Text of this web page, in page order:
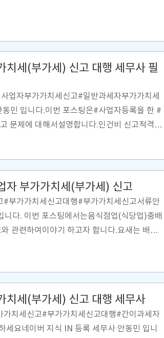
치세(부가세) 신고 대행 세무사 필
업자부가가치세신고#일반과세자부가가치세
민 입니다.이번 포스팅은#사업자등록을 한 #
문제에 대해서설명합니다.인건비 신고적격증
고지국민연금보험료 절감고지등등의 이유
치세 연간 세무일정 ]개인사업자(일반과세
래와 같습니다.[ 부가가치세 계산구조 ]납부
매입세액(공급가액 X 10%)위 산식 결과음수
자 부가가치세(부가세) 신고
부가가치세신고대행#부가가치세신고서류안
다. 이번 포스팅에서는음식점업(식당업)중배
관련하여이야기 하고자 합니다.요새는 배달
어려워졌습니다.부가가치세 신고 시매입자
장님 사이트에서매출내역을 확인하신 후그 내
주문정산 > 부가세 신..
치세(부가세) 신고 대행 세무사
치세신고#부가가치세신고대행#간이과세자
요네이버 지식 IN 등록 세무사 안동민 입니